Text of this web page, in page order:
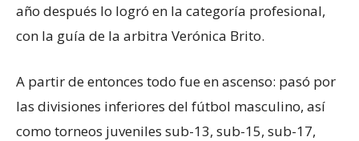
año después lo logró en la categoría profesional,
con la guía de la arbitra Verónica Brito.
A partir de entonces todo fue en ascenso: pasó por
las divisiones inferiores del fútbol masculino, así
como torneos juveniles sub-13, sub-15, sub-17,